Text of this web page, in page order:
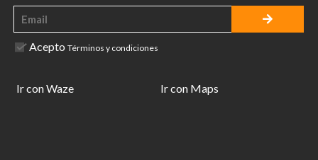
Acepto Términos y condiciones
Ir con Waze Ir con Maps